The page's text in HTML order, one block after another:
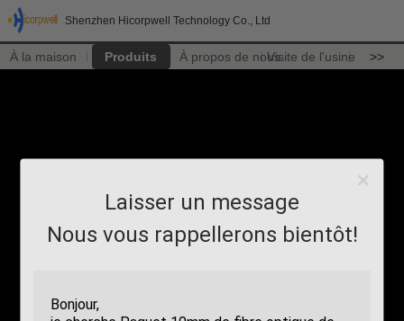
Shenzhen Hicorpwell Technology Co., Ltd
À la maison Produits À propos de nousVisite de l'usine >>
Laisser un message
Nous vous rappellerons bientôt!